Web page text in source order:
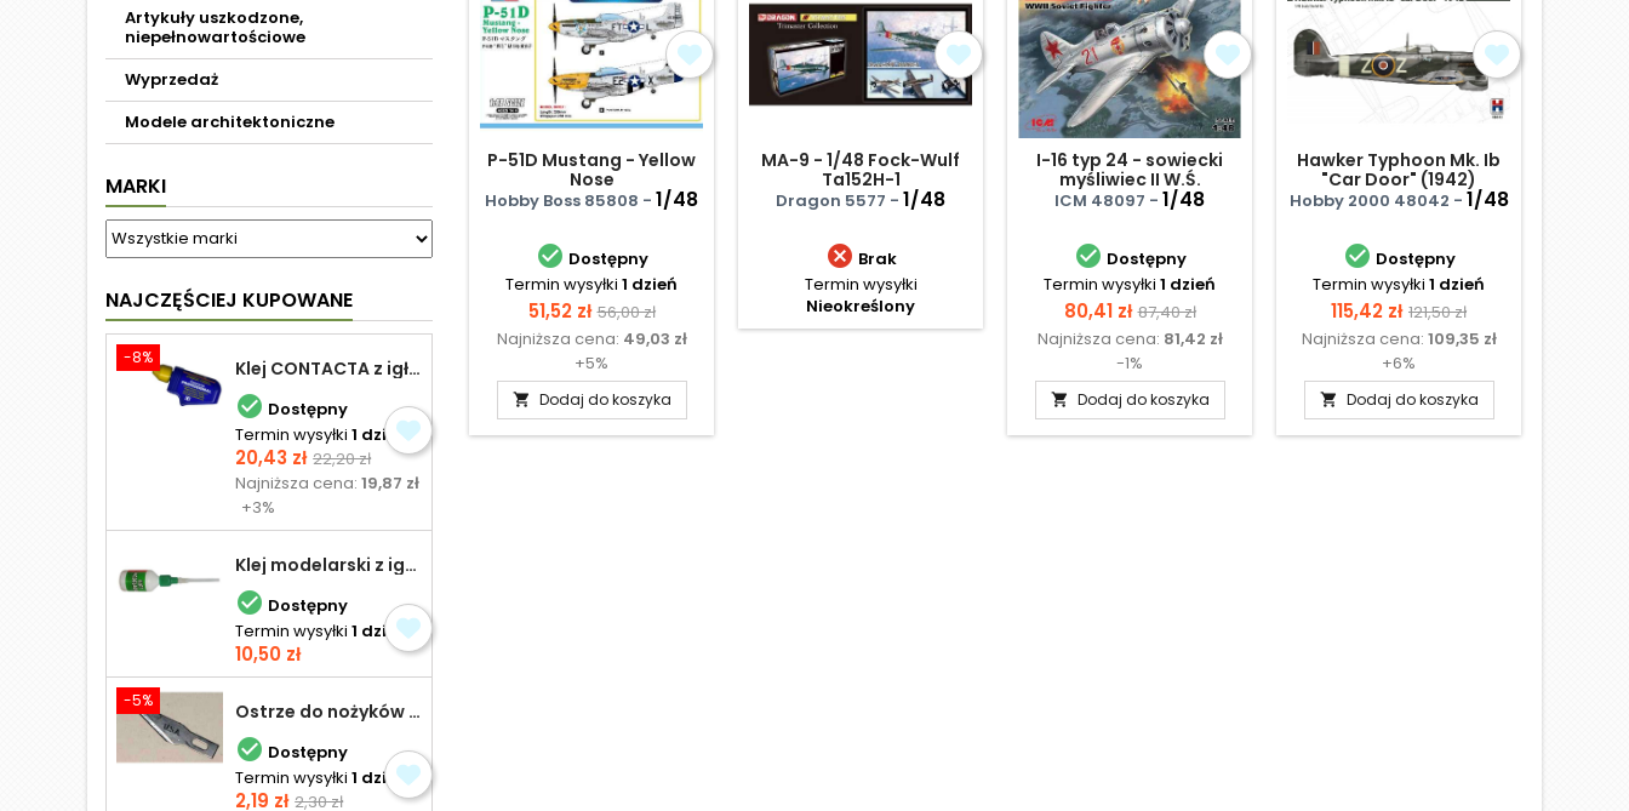
Artykuły uszkodzone,
niepełnowartościowe
Wyprzedaż
Modele architektoniczne
MARKI
NAJCZĘŚCIEJ KUPOWANE
-8% Klej CONTACTA z igłą do plastiku 25,0 g
 Dostępny
Termin wysyłki 1 dzień
Cena
20,43 zł Cena
podstawowa
22,20 zł
Najniższa cena:19,87 zł
+3%
Klej modelarski z igłą 30 ml
 Dostępny
Termin wysyłki 1 dzień
Cena
10,50 zł
-5% Ostrze do nożyków Excel
 Dostępny
Termin wysyłki 1 dzień
Cena
2,19 zł Cena
2,30 zł
P-51D Mustang - Yellow
Nose
Hobby Boss 85808 - 1/48
 Dostępny
Termin wysyłki 1 dzień
Cena
51,52 zł Cena
podstawowa
56,00 zł
Najniższa cena: 49,03 zł
+5%
 Dodaj do koszyka
MA-9 - 1/48 Fock-Wulf
Ta152H-1
Dragon 5577 - 1/48
 Brak
Termin wysyłki
Nieokreślony
I-16 typ 24 - sowiecki
myśliwiec II W.Ś.
ICM 48097 - 1/48
 Dostępny
Termin wysyłki 1 dzień
Cena
80,41 zł Cena
podstawowa
87,40 zł
Najniższa cena: 81,42 zł
-1%
 Dodaj do koszyka
Hawker Typhoon Mk. Ib
"Car Door" (1942)
Hobby 2000 48042 - 1/48
 Dostępny
Termin wysyłki 1 dzień
Cena
115,42 zł Cena
podstawowa
121,50 zł
Najniższa cena: 109,35 zł
+6%
 Dodaj do koszyka